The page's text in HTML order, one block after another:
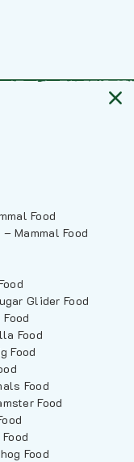
Food
Mammal Food
Glider Food
Food
Food
Food
Food
Food